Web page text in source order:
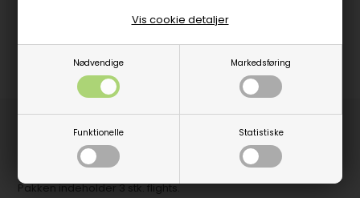
Nødvendige Markedsføring
Funktionelle Statistiske
Vis cookie detaljer
Produktbeskrivelse
ID Pro.Ultra No. 6 flights fra Target er ekstra holdbare og
fremstillet med UV print, der forbedrer grebet om shaftet.
Pakken indeholder 3 stk. flights.